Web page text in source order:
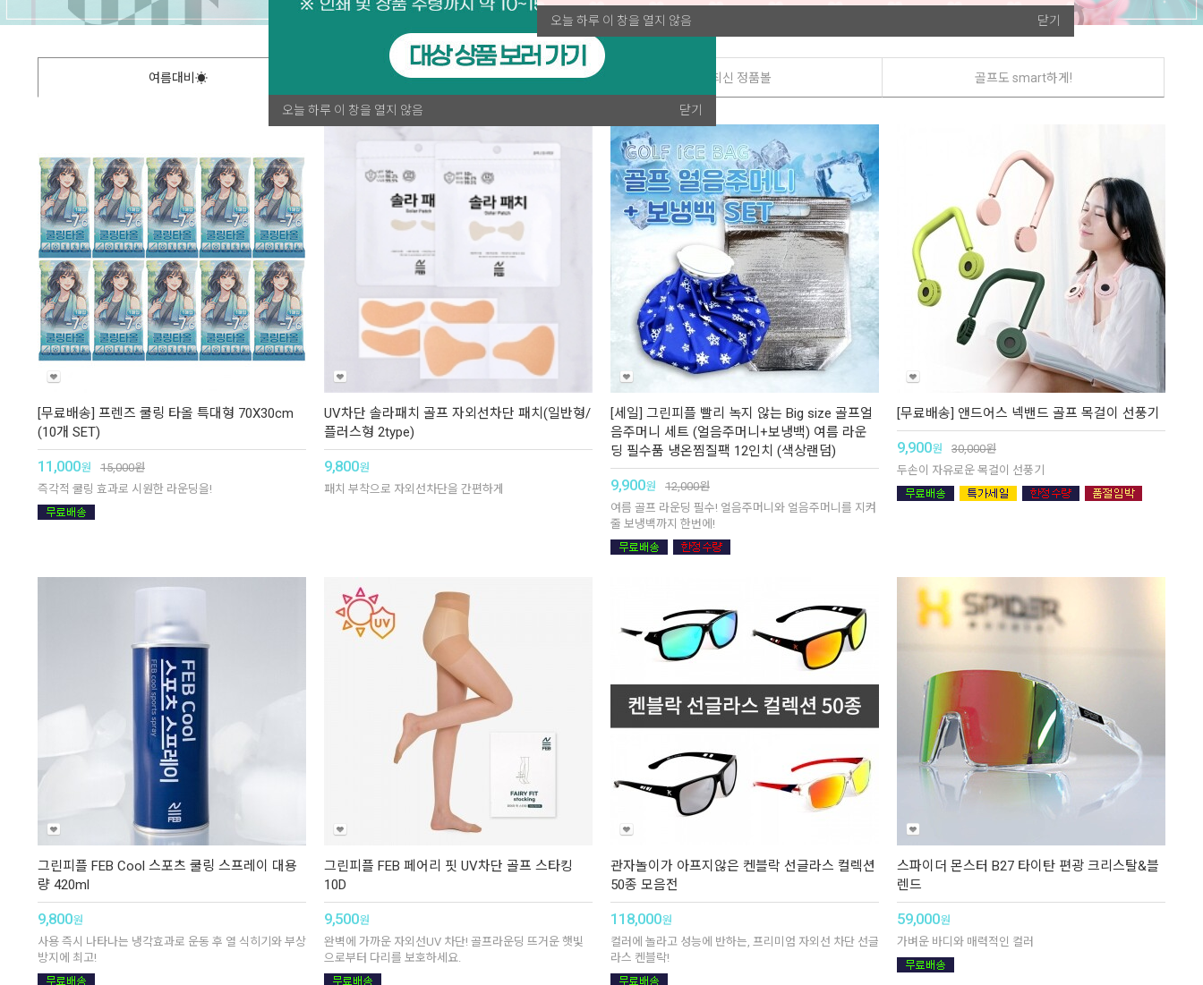
오늘 하루 이 창을 열지 않음 닫기
오늘 하루 이 창을 열지 않음 닫기
4
여름대비☀ 연습만이 살 길! 최신 정품볼 골프도 smart하게!
[무료배송] 프렌즈 쿨링 타올 특대형 70X30cm
(10개 SET)
11,000원 15,000원
즉각적 쿨링 효과로 시원한 라운딩을!
UV차단 솔라패치 골프 자외선차단 패치(일반형/
플러스형 2type)
9,800원
패치 부착으로 자외선차단을 간편하게
[세일] 그린피플 빨리 녹지 않는 Big size 골프얼
음주머니 세트 (얼음주머니+보냉백) 여름 라운
딩 필수품 냉온찜질팩 12인치 (색상랜덤)
9,900원 12,000원
여름 골프 라운딩 필수! 얼음주머니와 얼음주머니를 지켜
줄 보냉백까지 한번에!
[무료배송] 앤드어스 넥밴드 골프 목걸이 선풍기
9,900원 30,000원
두손이 자유로운 목걸이 선풍기
그린피플 FEB Cool 스포츠 쿨링 스프레이 대용
량 420ml
9,800원
사용 즉시 나타나는 냉각효과로 운동 후 열 식히기와 부상
방지에 최고!
그린피플 FEB 페어리 핏 UV차단 골프 스타킹
10D
9,500원
완벽에 가까운 자외선UV 차단! 골프라운딩 뜨거운 햇빛
으로부터 다리를 보호하세요.
관자놀이가 아프지않은 켄블락 선글라스 컬렉션
50종 모음전
118,000원
컬러에 놀라고 성능에 반하는, 프리미엄 자외선 차단 선글
라스 켄블락!
스파이더 몬스터 B27 타이탄 편광 크리스탈&블
렌드
59,000원
가벼운 바디와 매력적인 컬러